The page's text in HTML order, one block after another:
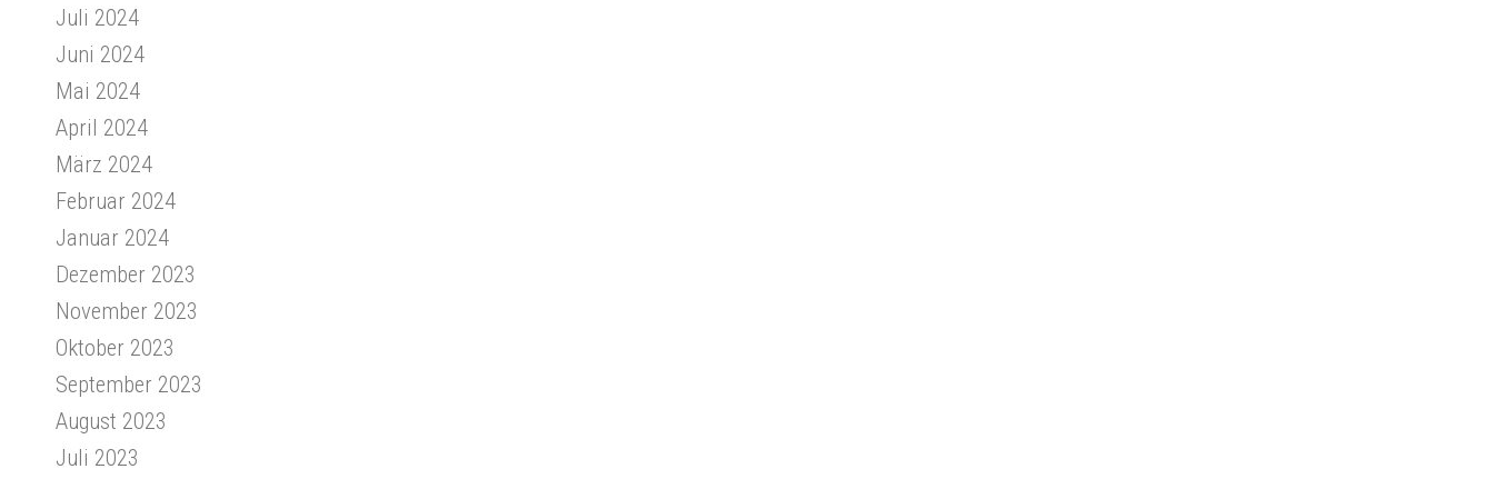
Juli 2024
Juni 2024
Mai 2024
April 2024
März 2024
Februar 2024
Januar 2024
Dezember 2023
November 2023
Oktober 2023
September 2023
August 2023
Juli 2023